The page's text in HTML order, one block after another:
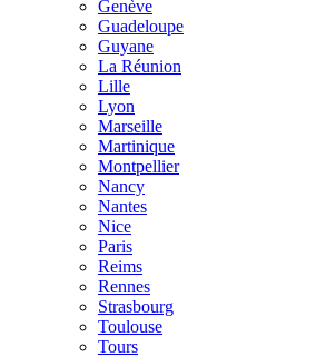
Genève
Guadeloupe
Guyane
La Réunion
Lille
Lyon
Marseille
Martinique
Montpellier
Nancy
Nantes
Nice
Paris
Reims
Rennes
Strasbourg
Toulouse
Tours